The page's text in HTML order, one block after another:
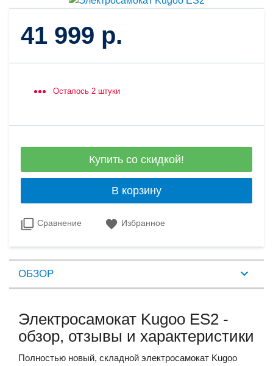
41 999 р.
Осталось 2 штуки
Купить со скидкой!
В корзину
Сравнение Избранное
ОБЗОР
Электросамокат Kugoo ES2 -
обзор, отзывы и характеристики
Полностью новый, складной электросамокат Kugoo